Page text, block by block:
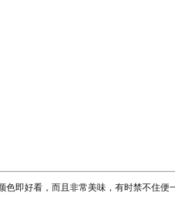
即好看，而且非常美味，有时禁不住